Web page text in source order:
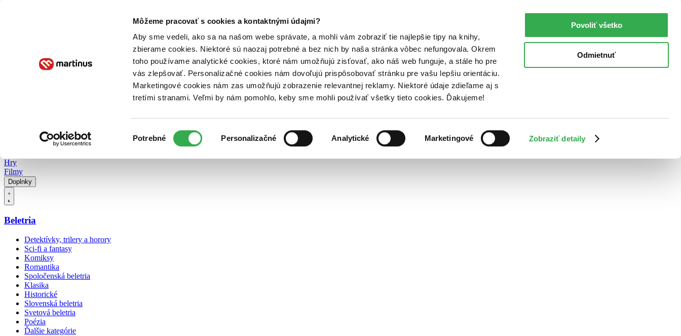
Môžeme pracovať s cookies a kontaktnými údajmi?
Aby sme vedeli, ako sa na našom webe správate, a mohli vám zobraziť tie najlepšie tipy na knihy,
zbierame cookies. Niektoré sú naozaj potrebné a bez nich by naša stránka vôbec nefungovala. Okrem
toho používame analytické cookies, ktoré nám umožňujú zisťovať, ako náš web funguje, a stále ho pre
vás zlepšovať. Personalizačné cookies nám dovoľujú prispôsobovať stránku pre vašu lepšiu orientáciu.
Marketingové cookies nám zas umožňujú zobrazenie relevantnej reklamy. Niektoré údaje zdieľame aj s
tretími stranami. Veľmi by nám pomohlo, keby sme mohli používať všetky tieto cookies. Ďakujeme!
súhlasu
Potrebné Personalizačné Analytické Marketingové Zobraziť detaily
Povoliť všetko
Odmietnuť
Poukážky Kontakt
Hry
Filmy
Doplnky
Beletria
Detektívky, trilery a horory
Sci-fi a fantasy
Komiksy
Romantika
Spoločenská beletria
Klasika
Historické
Slovenská beletria
Svetová beletria
Poézia
Ďalšie kategórie